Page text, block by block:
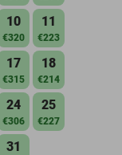
10
€320
11
€223
17
€315
18
€214
24
€306
25
€227
31